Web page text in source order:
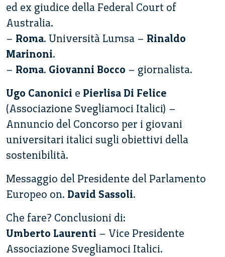
ed ex giudice della Federal Court of
Australia.
– Roma. Università Lumsa – Rinaldo
Marinoni.
– Roma. Giovanni Bocco – giornalista.
Ugo Canonici e Pierlisa Di Felice
(Associazione Svegliamoci Italici) –
Annuncio del Concorso per i giovani
universitari italici sugli obiettivi della
sostenibilità.
Messaggio del Presidente del Parlamento
Europeo on. David Sassoli.
Che fare? Conclusioni di:
Umberto Laurenti – Vice Presidente
Associazione Svegliamoci Italici.